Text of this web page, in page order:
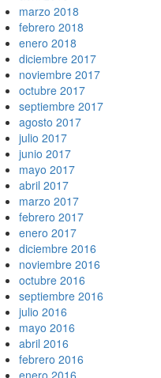
marzo 2018
febrero 2018
enero 2018
diciembre 2017
noviembre 2017
octubre 2017
septiembre 2017
agosto 2017
julio 2017
junio 2017
mayo 2017
abril 2017
marzo 2017
febrero 2017
enero 2017
diciembre 2016
noviembre 2016
octubre 2016
septiembre 2016
julio 2016
mayo 2016
abril 2016
febrero 2016
enero 2016